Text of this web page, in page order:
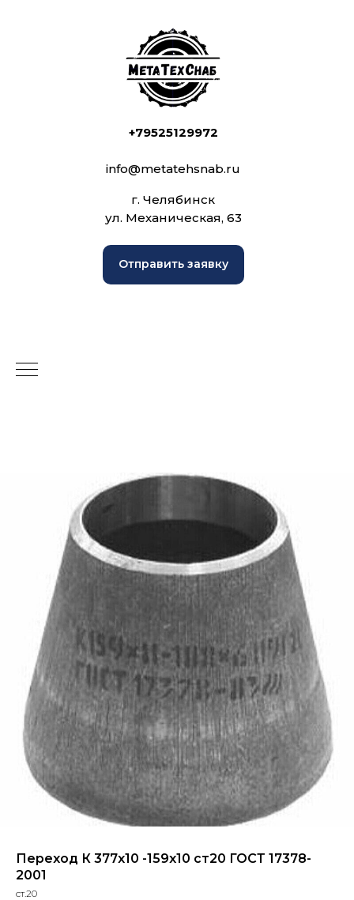
+79525129972
info@metatehsnab.ru
г. Челябинск
ул. Механическая, 63
Отправить заявку
Переход К 377х10 -159х10 ст20 ГОСТ 17378-
2001
ст.20